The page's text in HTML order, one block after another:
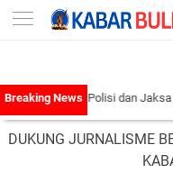
-->
Polisi dan Jaksa Tidak
DUKUNG JURNALISME